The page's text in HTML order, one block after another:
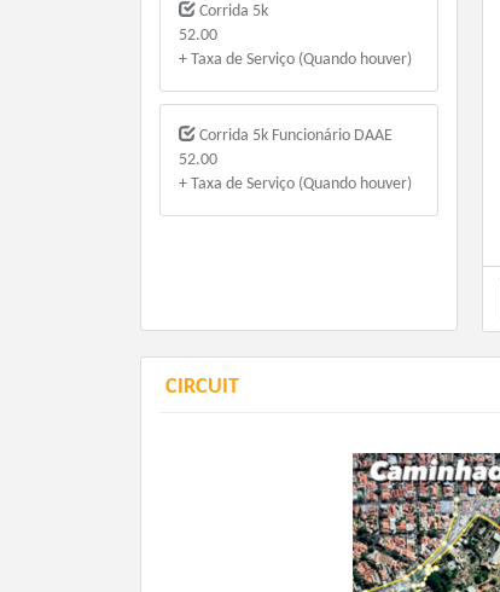
Corrida 5k
52.00
+ Taxa de Serviço (Quando houver)
Corrida 5k Funcionário DAAE
52.00
+ Taxa de Serviço (Quando houver)
CIRCUIT